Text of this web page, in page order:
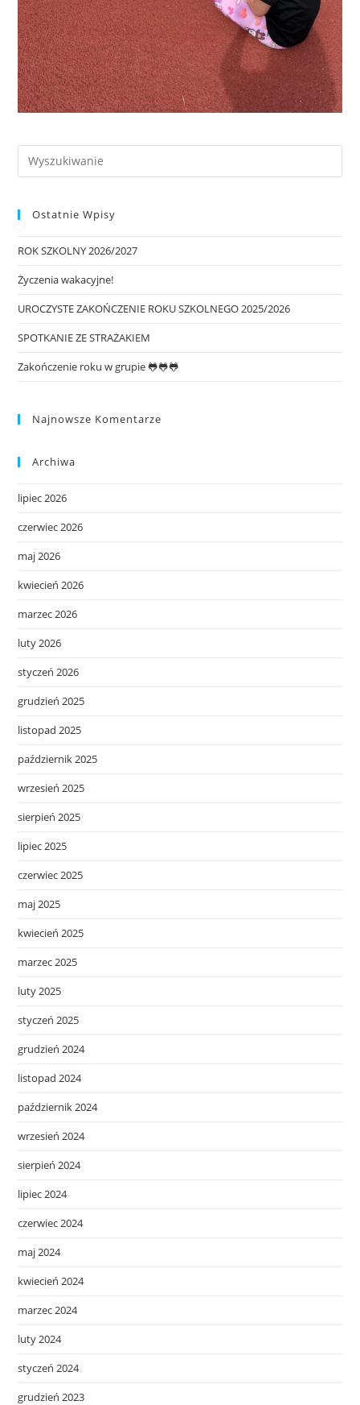
Ostatnie Wpisy
ROK SZKOLNY 2026/2027
Życzenia wakacyjne!
UROCZYSTE ZAKOŃCZENIE ROKU SZKOLNEGO 2025/2026
SPOTKANIE ZE STRAŻAKIEM
Zakończenie roku w grupie 🐸🐸🐸
Najnowsze Komentarze
Archiwa
lipiec 2026
czerwiec 2026
maj 2026
kwiecień 2026
marzec 2026
luty 2026
styczeń 2026
grudzień 2025
listopad 2025
październik 2025
wrzesień 2025
sierpień 2025
lipiec 2025
czerwiec 2025
maj 2025
kwiecień 2025
marzec 2025
luty 2025
styczeń 2025
grudzień 2024
listopad 2024
październik 2024
wrzesień 2024
sierpień 2024
lipiec 2024
czerwiec 2024
maj 2024
kwiecień 2024
marzec 2024
luty 2024
styczeń 2024
grudzień 2023